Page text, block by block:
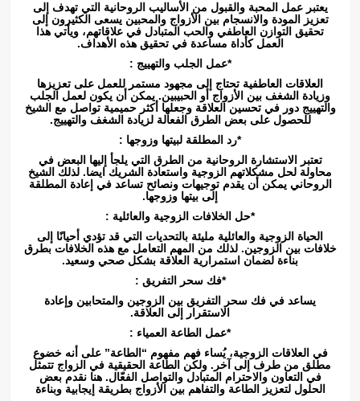
يعتبر عمل المحبة والقبول من الأساليب الروحانية التي تهدف إلى
تعزيز المودة والانسجام بين الأزواج والمحبين يسعى الكثيرون إلى
تحقيق التوازن العاطفي والحب المتبادل في علاقاتهم، ويأتي هذا
العمل كأداة مساعدة في تحقيق هذه الأهداف.
*عمل الجلب والتهييج :
العلاقات العاطفية تحتاج إلى مجهود مستمر للعمل على تعزيزها
وزيادة الشغف بين الأزواج أو الحبيبين. يمكن أن يكون لعمل الجلب
والتهييج دور في تحسين العلاقة وجعلها أكثر حميمية تواصل مع الشيخ
للحصول على بعض الطرق الفعالة لزيادة الشغف والتهييج.
*رد المطلقة لبيتها وزوجها :
تعتبر الاستشارة الروحانية من الطرق التي يلجأ إليها البعض في
محاولة لحل مشكلاتهم الزوجية واستعادة الشريك ايضا. لذلك الشيخ
الروحاني يمكن أن يقدم توجيهات ونصائح تساعد في إعادة المطلقة
إلى بيتها وزوجها.
*حل الخلافات الزوجية والعائلية :
الحياة الزوجية والعائلية مليئة بالتحديات التي قد تؤدي أحيانًا إلى
خلافات بين الزوجين. لذلك من المهم التعامل مع هذه الخلافات بطرق
بناءة لضمان استمرارية العلاقة بشكل صحي وسعيد.
*فك سحر التفريق :
يساعد في فك سحر التفريق بين الزوجين والمتحابين وإعادة
الاستقرار إلى العلاقة.
*عمل الطاعة العمياء :
في العلاقات الزوجية، يُساء فهم مفهوم “الطاعة” على أنه خضوع
مطلق من طرف إلى آخر. ولكن الطاعة الحقيقية في الزواج تتمثل
في التعاون والاحترام المتبادل والتواصل الفعّال. هنا نقدم بعض
الحلول لتعزيز الطاعة والتفاهم بين الأزواج بطريقة إيجابية وبناءة